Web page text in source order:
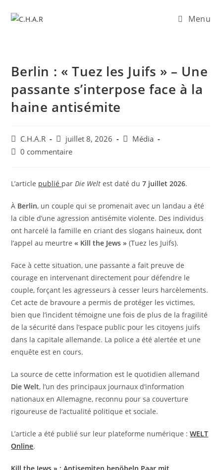
Menu
Berlin : « Tuez les Juifs » – Une
passante s’interpose face à la
haine antisémite
C.H.A.R juillet 8, 2026
Média
0 commentaire
L’article publié parDie Welt est daté du7 juillet 2026.
​À Berlin, un couple qui se promenait avec un landau a été
la cible d’une agression antisémite violente. Des individus
ont harcelé la famille en criant des slogans haineux, dont
l’appel au meurtre« Kill the Jews » (Tuez les Juifs).
​Face à cette situation, une passante a fait preuve de
courage en intervenant directement pour défendre le
couple, forçant les agresseurs à cesser leurs harcèlements.
Cet acte de bravoure a permis de protéger les victimes,
bien que l’incident témoigne une fois de plus de la fragilité
de la sécurité dans l’espace public pour les citoyens juifs
dans la capitale allemande. La police a été alertée et une
enquête est en cours.
La source de cette information est le quotidien allemand
Die Welt, l’un des principaux journaux d’information
nationaux en Allemagne, reconnu pour sa couverture
rigoureuse de l’actualité politique et sociale.
​L’article a été publié sur leur plateforme numérique :WELT
Online.